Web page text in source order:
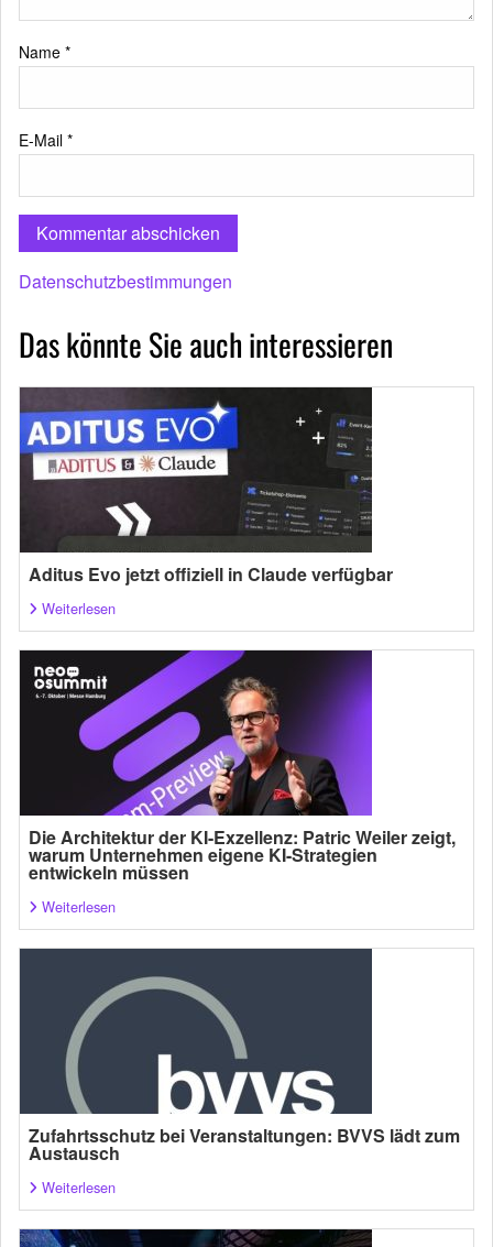
Name *
E-Mail *
Datenschutzbestimmungen
Das könnte Sie auch interessieren
Aditus Evo jetzt offiziell in Claude verfügbar
Weiterlesen
Die Architektur der KI-Exzellenz: Patric Weiler zeigt,
warum Unternehmen eigene KI-Strategien
entwickeln müssen
Weiterlesen
Zufahrtsschutz bei Veranstaltungen: BVVS lädt zum
Austausch
Weiterlesen